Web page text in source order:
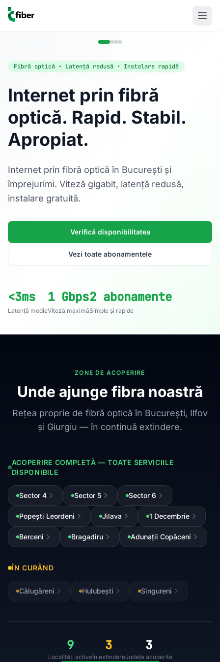
Fibră optică • Latență redusă • Instalare rapidă
Internet prin fibră
optică. Rapid. Stabil.
Apropiat.
Internet prin fibră optică în București și
împrejurimi. Viteză gigabit, latență redusă,
instalare gratuită.
Verifică disponibilitatea
Vezi toate abonamentele
<3ms
Latență medie
1 Gbps
Viteză maximă
2 abonamente
Simple și rapide
Acasă
Internet Rezidențial
Fibră optică până la 1 Gbps, direct în casa ta.
ZONE DE ACOPERIRE
Unde ajunge fibra noastră
Rețea proprie de fibră optică în București, Ilfov
și Giurgiu — în continuă extindere.
ACOPERIRE COMPLETĂ — TOATE SERVICIILE
DISPONIBILE
Sector 4 Sector 5 Sector 6
Popești Leordeni Jilava 1 Decembrie
Berceni Bragadiru Adunații Copăceni
ÎN CURÂND
Călugăreni Hulubești Singureni
9
Localități active
3
În extindere
3
Județe acoperite